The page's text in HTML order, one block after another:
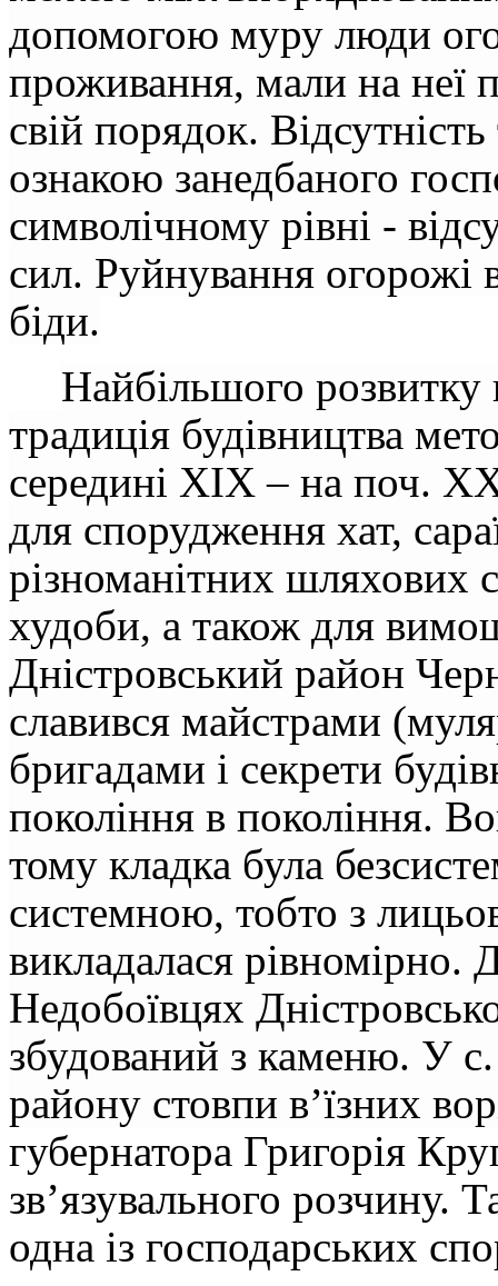
допомогою муру люди
проживання, мали на неї
свій порядок.
ознакою занедбаного
символічному рівні -
сил. Руйнування огорожі
біди.
Найбільшого розвитку
традиція будівництва
середині ХІХ – на поч.
для спорудження хат,
різноманітних шляхових
худоби, а також для
Дністровський район
славився майстрами
бригадами і секрети
покоління в покоління.
тому кладка була
системною, тобто з
викладалася рівномірно.
Недобоївцях
збудований з каменю. У
району стовпи в’їзних
губернатора Григорія
зв’язувального розчину.
одна із господарських